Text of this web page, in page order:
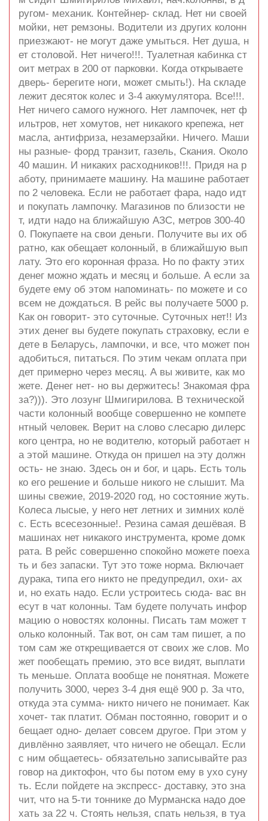
ругом- механик. Контейнер- склад. Нет ни своей
мойки, нет ремзоны. Водители из других колонн
приезжают- не могут даже умыться. Нет душа, н
ет столовой. Нет ничего!!!. Туалетная кабинка ст
оит метрах в 200 от парковки. Когда открываете
дверь- берегите ноги, может смыть!). На складе
лежит десяток колес и 3-4 аккумулятора. Все!!!.
Нет ничего самого нужного. Нет лампочек, нет ф
ильтров, нет хомутов, нет никакого крепежа, нет
масла, антифриза, незамерзайки. Ничего. Маши
ны разные- форд транзит, газель, Скания. Около
40 машин. И никаких расходников!!!. Придя на р
аботу, принимаете машину. На машине работает
по 2 человека. Если не работает фара, надо идт
и покупать лампочку. Магазинов по близости не
т, идти надо на ближайшую АЗС, метров 300-40
0. Покупаете на свои деньги. Получите вы их об
ратно, как обещает колонный, в ближайшую вып
лату. Это его коронная фраза. Но по факту этих
денег можно ждать и месяц и больше. А если за
будете ему об этом напоминать- по можете и со
всем не дождаться. В рейс вы получаете 5000 р.
Как он говорит- это суточные. Суточных нет!! Из
этих денег вы будете покупать страховку, если е
дете в Беларусь, лампочки, и все, что может пон
адобиться, питаться. По этим чекам оплата при
дет примерно через месяц. А вы живите, как мо
жете. Денег нет- но вы держитесь! Знакомая фра
за?))). Это лозунг Шмигирилова. В технической
части колонный вообще совершенно не компете
нтный человек. Верит на слово слесарю дилерс
кого центра, но не водителю, который работает н
а этой машине. Откуда он пришел на эту должн
ость- не знаю. Здесь он и бог, и царь. Есть толь
ко его решение и больше никого не слышит. Ма
шины свежие, 2019-2020 год, но состояние жуть.
Колеса лысые, у него нет летних и зимних колё
с. Есть всесезонные!. Резина самая дешёвая. В
машинах нет никакого инструмента, кроме домк
рата. В рейс совершенно спокойно можете поеха
ть и без запаски. Тут это тоже норма. Включает
дурака, типа его никто не предупредил, охи- ах
и, но ехать надо. Если устроитесь сюда- вас вн
есут в чат колонны. Там будете получать инфор
мацию о новостях колонны. Писать там может т
олько колонный. Так вот, он сам там пишет, а по
том сам же открещивается от своих же слов. Мо
жет пообещать премию, это все видят, выплати
ть меньше. Оплата вообще не понятная. Можете
получить 3000, через 3-4 дня ещё 900 р. За что,
откуда эта сумма- никто ничего не понимает. Как
хочет- так платит. Обман постоянно, говорит и о
бещает одно- делает совсем другое. При этом у
дивлённо заявляет, что ничего не обещал. Если
с ним общаетесь- обязательно записывайте раз
говор на диктофон, что бы потом ему в ухо суну
ть. Если пойдете на экспресс- доставку, это зна
чит, что на 5-ти тоннике до Мурманска надо дое
хать за 22 ч. Стоять нельзя, спать нельзя, в туа